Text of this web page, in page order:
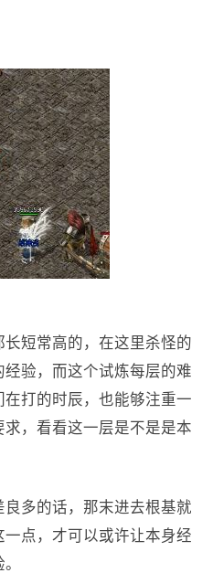
短常高的，在这里杀怪的
验，而这个试炼每层的难
打的时辰，也能够注重一
，看看这一层是不是是本
多的话，那末进去根基就
点，才可以或许让本身经